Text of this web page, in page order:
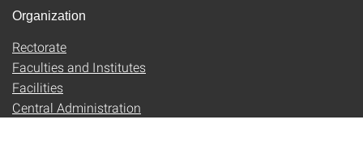
Organization
Rectorate
Faculties and Institutes
Facilities
Central Administration